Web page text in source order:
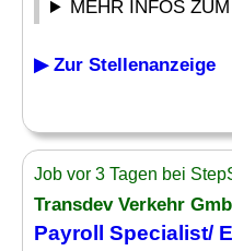
MEHR INFOS
▶ Zur Stellenanzeige
Job vor 3 Tagen bei
Transdev Verkehr
Payroll Specialist/